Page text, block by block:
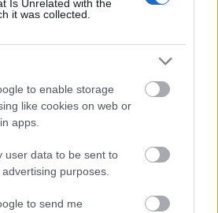
Is Unrelated with the
it was collected.
to enable storage
like cookies on web or
apps.
user data to be sent to
purposes.
to send me